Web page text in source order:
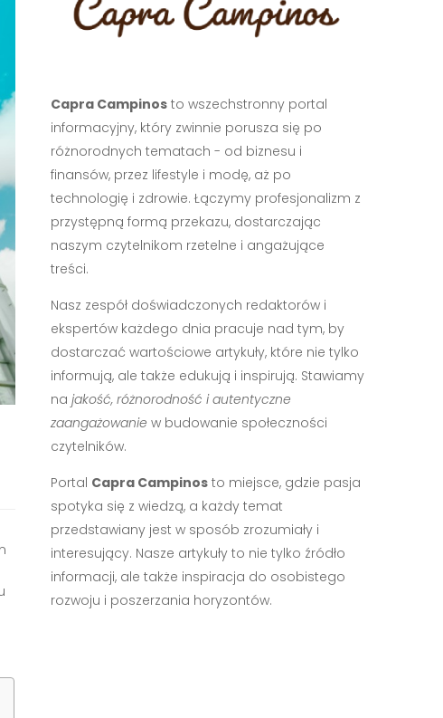
Capra Campinosto wszechstronny portal
informacyjny, który zwinnie porusza się po
różnorodnych tematach - od biznesu i
finansów, przez lifestyle i modę, aż po
technologię i zdrowie. Łączymy profesjonalizm z
przystępną formą przekazu, dostarczając
naszym czytelnikom rzetelne i angażujące
treści.
Nasz zespół doświadczonych redaktorów i
ekspertów każdego dnia pracuje nad tym, by
dostarczać wartościowe artykuły, które nie tylko
informują, ale także edukują i inspirują. Stawiamy
na jakość, różnorodność i autentyczne
zaangażowanie w budowanie społeczności
czytelników.
Portal Capra Campinosto miejsce, gdzie pasja
spotyka się z wiedzą, a każdy temat
przedstawiany jest w sposób zrozumiały i
interesujący. Nasze artykuły to nie tylko źródło
informacji, ale także inspiracja do osobistego
rozwoju i poszerzania horyzontów.